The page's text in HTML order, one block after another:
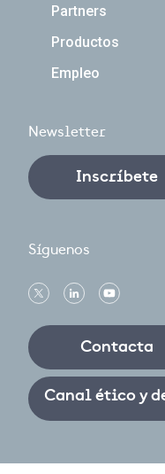
Partners
Productos
Empleo
Newsletter
Inscríbete
Síguenos
Contacta
Canal ético y